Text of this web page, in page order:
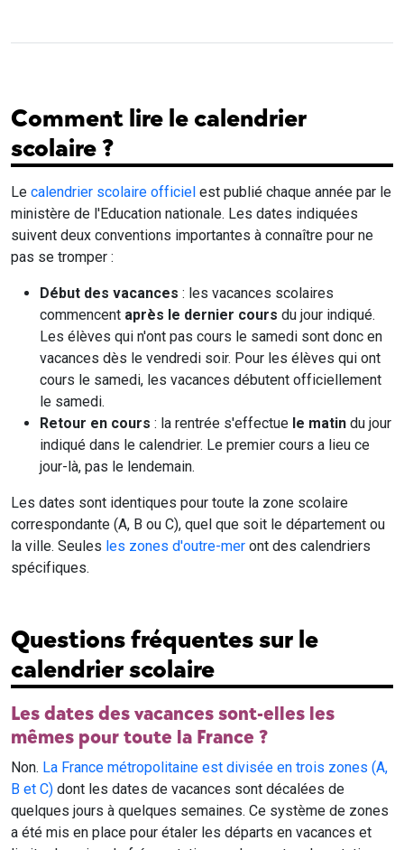
Comment lire le calendrier
scolaire ?
Le calendrier scolaire officiel est publié chaque année par le
ministère de l'Education nationale. Les dates indiquées
suivent deux conventions importantes à connaître pour ne
pas se tromper :
Début des vacances : les vacances scolaires
commencent après le dernier cours du jour indiqué.
Les élèves qui n'ont pas cours le samedi sont donc en
vacances dès le vendredi soir. Pour les élèves qui ont
cours le samedi, les vacances débutent officiellement
le samedi.
Retour en cours : la rentrée s'effectue le matin du jour
indiqué dans le calendrier. Le premier cours a lieu ce
jour-là, pas le lendemain.
Les dates sont identiques pour toute la zone scolaire
correspondante (A, B ou C), quel que soit le département ou
la ville. Seules les zones d'outre-mer ont des calendriers
spécifiques.
Questions fréquentes sur le
calendrier scolaire
Les dates des vacances sont-elles les
mêmes pour toute la France ?
Non. La France métropolitaine est divisée en trois zones (A,
B et C) dont les dates de vacances sont décalées de
quelques jours à quelques semaines. Ce système de zones
a été mis en place pour étaler les départs en vacances et